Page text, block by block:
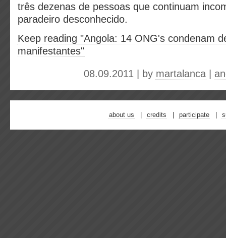
três dezenas de pessoas que continuam
paradeiro desconhecido.
Keep reading "Angola: 14 ONG's condenam
manifestantes"
08.09.2011 | by martalanca
about us credits participate